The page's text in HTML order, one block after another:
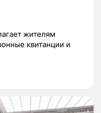
жителям
квитанции и